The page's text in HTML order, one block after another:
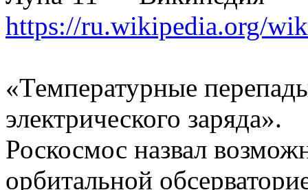
https://ru.wikipedia.org/
«Температурные
электрического заряда».
Роскосмос назвал
орбитальной